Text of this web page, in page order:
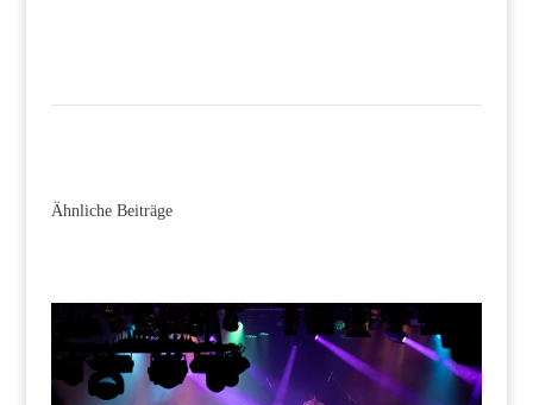
Ähnliche Beiträge